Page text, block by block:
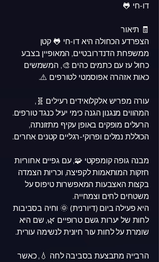
דו-חי 🐸
🧾 תיאור
הצפרדע הכחולה היא דו-חי 🐸 קטן
ממשפחת הדנדרובטיים, המאופיין בצבע
כחול עז עם כתמים כהים 🎨, המשמשים
כאות אזהרה אפוסמטי לטורפים ⚠️.
עורה מפריש אלקלואידים רעילים 🧬,
המהווים מנגנון הגנה כימי יעיל כנגד טורפים.
הרעלים מופקים באופן עקיף מתזונתה,
הכוללת נמלים ופרוקי-רגליים קטנים אחרים.
מבנה גופה קומפקטי 🧩, עם גפיים אחוריות
חזקות המותאמות לקפיצה, וכריות הצמדה
בקצות האצבעות המאפשרות טיפוס על
משטחים לחים וצמחייה.
היא פעילה ביום (דיורנית) 🌞 וחיה בסביבות
לחות של יערות גשם טרופיים 🌿, שם היא
שומרת על לחות עור חיונית לנשימה עורית.
הרבייה מתבצעת בסביבה לחה 💧, כאשר